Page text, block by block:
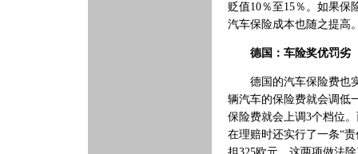
贬值10％至15％。如果保
汽车保险成本也随之提高
德国：车险奖优罚劣
德国的汽车保险费也实
辆汽车的保险费就会调低
保险费就会上调3个档位
在理赔时还实行了一条“